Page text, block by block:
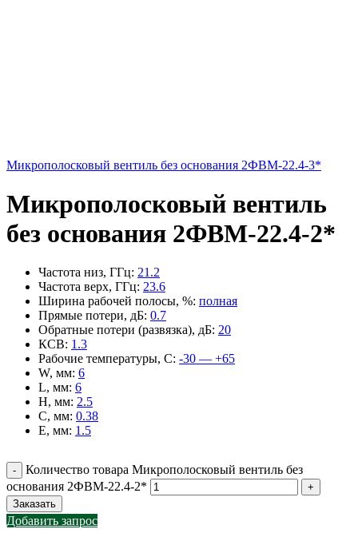
Микрополосковый вентиль без основания 2ФВМ-22.4-3*
Микрополосковый вентиль
без основания 2ФВМ-22.4-2*
Частота низ, ГГц: 21.2
Частота верх, ГГц: 23.6
Ширина рабочей полосы, %: полная
Прямые потери, дБ: 0.7
Обратные потери (развязка), дБ: 20
КСВ: 1.3
Рабочие температуры, С: -30 — +65
W, мм: 6
L, мм: 6
H, мм: 2.5
C, мм: 0.38
E, мм: 1.5
Количество товара Микрополосковый вентиль без
основания 2ФВМ-22.4-2*
Заказать
Добавить запрос